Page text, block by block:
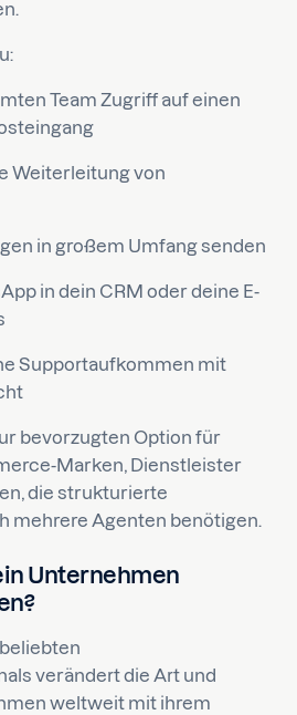
Team Zugriff auf einen
Weiterleitung von
in großem Umfang senden
in dein CRM oder deine E-
Supportaufkommen mit
bevorzugten Option für
Marken, Dienstleister
die strukturierte
mehrere Agenten benötigen.
Unternehmen
verändert die Art und
weltweit mit ihrem